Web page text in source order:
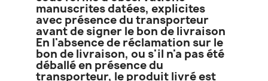
manuscrites datées, explicites
avec présence du transporteur
avant de signer le bon de livraison
En l'absence de réclamation sur le
bon de livraison, ou s'il n'a pas été
déballé en présence du
transporteur, le produit livré est